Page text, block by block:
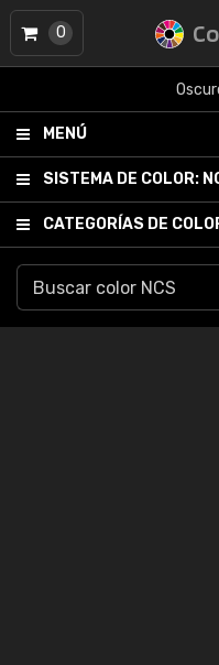
MENÚ
SISTEMA DE COLOR:
CATEGORÍAS DE
0